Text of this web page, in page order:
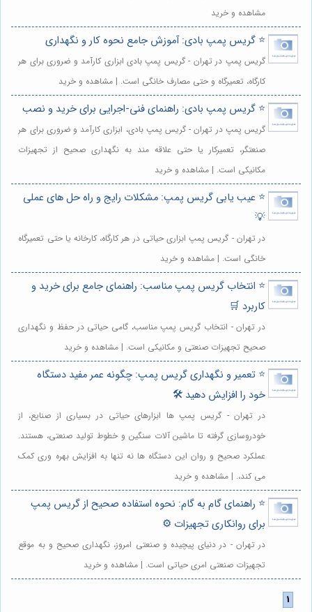
مشاهده و خرید
⭐️ گریس پمپ بادی: آموزش جامع نحوه کار و نگهداری
گریس پمپ در تهران - گریس پمپ بادی ابزاری کارآمد و ضروری برای هر
کارگاه، تعمیرگاه و حتی مصارف خانگی است. | مشاهده و خرید
⭐️ گریس پمپ بادی: راهنمای فنی-اجرایی برای خرید و نصب
گریس پمپ در تهران - گریس پمپ بادی، ابزاری کارآمد و ضروری برای هر
صنعتگر، تعمیرکار یا حتی علاقه مند به نگهداری صحیح از تجهیزات
مکانیکی است. | مشاهده و خرید
⭐️ عیب یابی گریس پمپ: مشکلات رایج و راه حل های عملی
💡
در تهران - گریس پمپ ابزاری حیاتی در هر کارگاه، کارخانه یا حتی تعمیرگاه
خانگی است. | مشاهده و خرید
⭐️ انتخاب گریس پمپ مناسب: راهنمای جامع برای خرید و
کاربرد 🛒
در تهران - انتخاب گریس پمپ مناسب، گامی حیاتی در حفظ و نگهداری
صحیح تجهیزات صنعتی و مکانیکی است. | مشاهده و خرید
⭐️ تعمیر و نگهداری گریس پمپ: چگونه عمر مفید دستگاه
خود را افزایش دهید 🛠️
در تهران - گریس پمپ ها ابزارهای حیاتی در بسیاری از صنایع، از
خودروسازی گرفته تا ماشین آلات سنگین و خطوط تولید صنعتی، هستند.
عملکرد صحیح و روان این دستگاه ها نه تنها به افزایش بهره وری کمک
می کند،. | مشاهده و خرید
⭐️ راهنمای گام به گام: نحوه استفاده صحیح از گریس پمپ
برای روانکاری تجهیزات ⚙️
در تهران - در دنیای پیچیده و صنعتی امروز، نگهداری صحیح و به موقع
تجهیزات صنعتی امری حیاتی است. | مشاهده و خرید